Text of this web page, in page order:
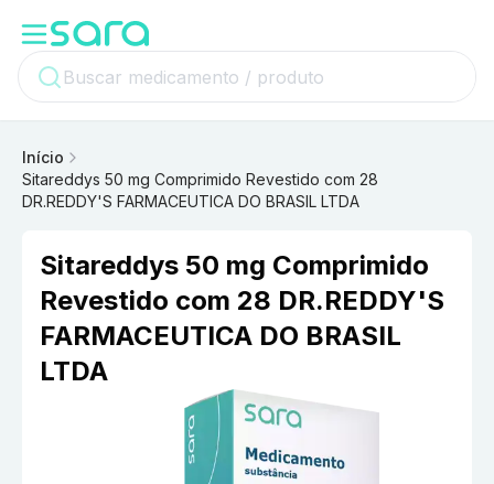
Início
Sitareddys 50 mg Comprimido Revestido com 28
DR.REDDY'S FARMACEUTICA DO BRASIL LTDA
Sitareddys 50 mg Comprimido
Revestido com 28 DR.REDDY'S
FARMACEUTICA DO BRASIL
LTDA